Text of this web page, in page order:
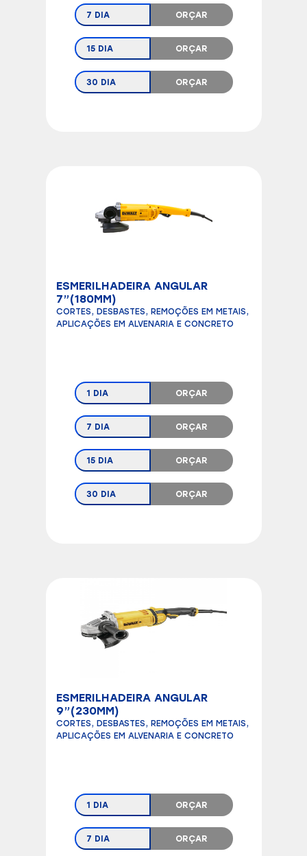
7 DIA ORÇAR
15 DIA ORÇAR
30 DIA ORÇAR
ESMERILHADEIRA ANGULAR
7”(180MM)
CORTES, DESBASTES, REMOÇÕES EM METAIS,
APLICAÇÕES EM ALVENARIA E CONCRETO
1 DIA ORÇAR
7 DIA ORÇAR
15 DIA ORÇAR
30 DIA ORÇAR
ESMERILHADEIRA ANGULAR
9”(230MM)
CORTES, DESBASTES, REMOÇÕES EM METAIS,
APLICAÇÕES EM ALVENARIA E CONCRETO
1 DIA ORÇAR
7 DIA ORÇAR